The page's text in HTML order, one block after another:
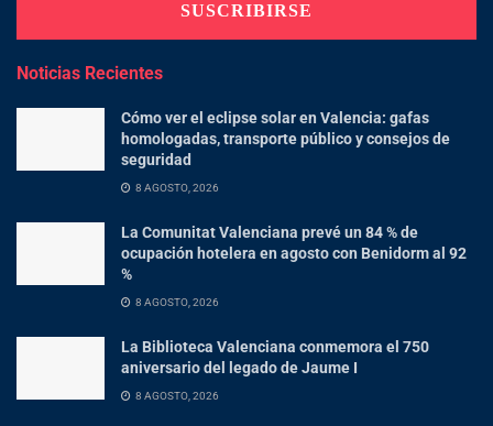
Noticias Recientes
Cómo ver el eclipse solar en Valencia: gafas
homologadas, transporte público y consejos de
seguridad
8 AGOSTO, 2026
La Comunitat Valenciana prevé un 84 % de
ocupación hotelera en agosto con Benidorm al 92
%
8 AGOSTO, 2026
La Biblioteca Valenciana conmemora el 750
aniversario del legado de Jaume I
8 AGOSTO, 2026